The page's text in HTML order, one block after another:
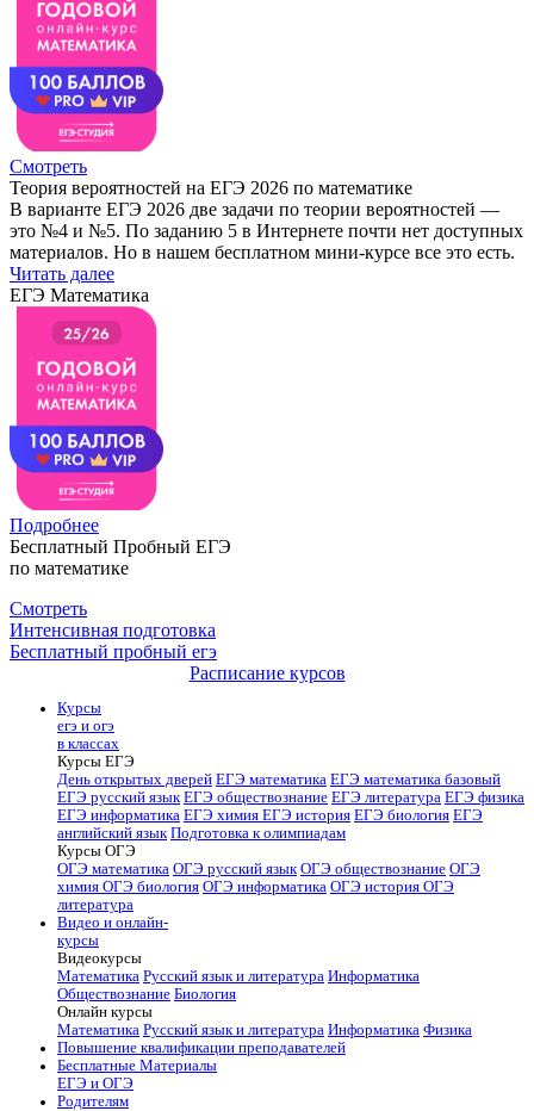
Смотреть
Теория вероятностей на ЕГЭ 2026 по математике
В варианте ЕГЭ 2026 две задачи по теории вероятностей —
это №4 и №5. По заданию 5 в Интернете почти нет доступных
материалов. Но в нашем бесплатном мини-курсе все это есть.
Читать далее
ЕГЭ Математика
Подробнее
Бесплатный Пробный ЕГЭ
по математике
Смотреть
Интенсивная подготовка
Бесплатный пробный егэ
Расписание курсов
Курсы
егэ и огэ
в классах
Курсы ЕГЭ
День открытых дверей ЕГЭ математика ЕГЭ математика базовый
ЕГЭ русский язык ЕГЭ обществознание ЕГЭ литература ЕГЭ физика
ЕГЭ информатика ЕГЭ химия ЕГЭ история ЕГЭ биология ЕГЭ
английский язык Подготовка к олимпиадам
Курсы ОГЭ
ОГЭ математика ОГЭ русский язык ОГЭ обществознание ОГЭ
химия ОГЭ биология ОГЭ информатика ОГЭ история ОГЭ
литература
Видео и онлайн-
курсы
Видеокурсы
Математика Русский язык и литература Информатика
Обществознание Биология
Онлайн курсы
Математика Русский язык и литература Информатика Физика
Повышение квалификации преподавателей
Бесплатные Материалы
ЕГЭ и ОГЭ
Родителям